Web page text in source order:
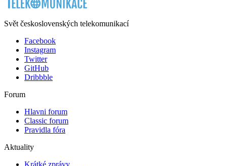
Svět československých telekomunikací
Facebook
Instagram
Twitter
GitHub
Dribbble
Forum
Hlavni forum
Classic forum
Pravidla fóra
Aktuality
Krátké zprávy